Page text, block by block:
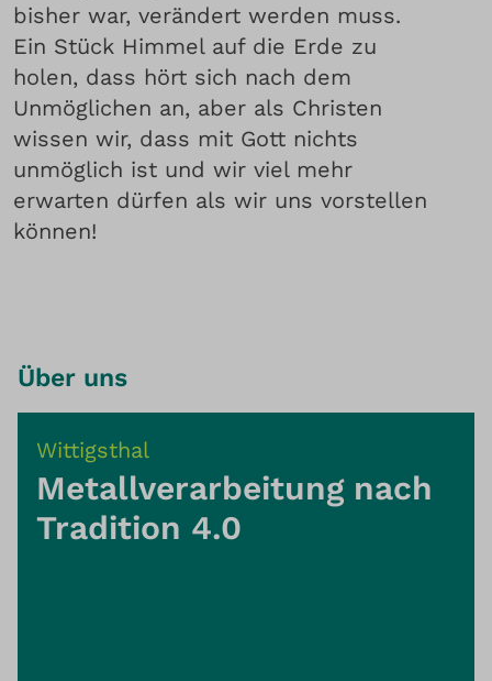
bisher war, verändert werden muss.
Ein Stück Himmel auf die Erde zu
holen, dass hört sich nach dem
Unmöglichen an, aber als Christen
wissen wir, dass mit Gott nichts
unmöglich ist und wir viel mehr
erwarten dürfen als wir uns vorstellen
können!
Über uns
Wittigsthal
Metallverarbeitung nach
Tradition 4.0